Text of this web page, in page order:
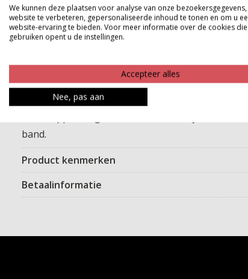
Deze topper mag niet ontbreken aan jouw
band.
Product kenmerken
Betaalinformatie
We kunnen deze plaatsen voor analyse van onze
website te verbeteren, gepersonaliseerde inhoud te tonen en om u
website-ervaring te bieden. Voor meer informatie over de cookies die
gebruiken opent u de instellingen.
Accepteer alles
Nee, pas aan